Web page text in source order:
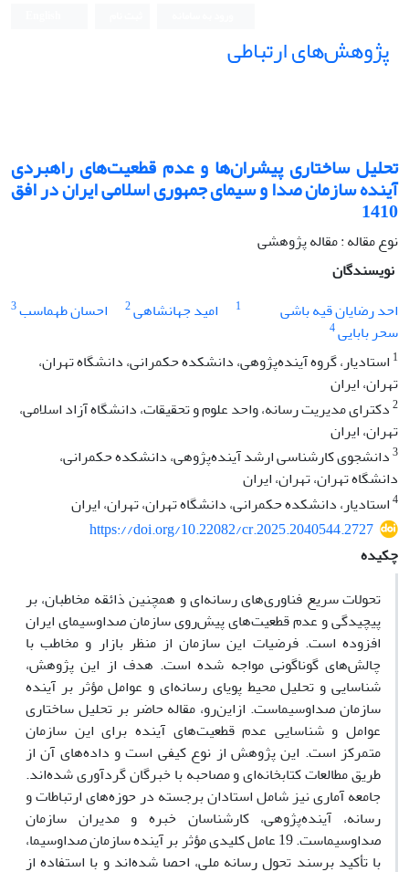
پژوهش‌های ارتباطی
تحلیل ساختاری پیشران‌ها و عدم قطعیت‌های راهبردی
آینده سازمان صدا و سیمای جمهوری اسلامی ایران در افق
1410
نوع مقاله : مقاله پژوهشی
نویسندگان
احد رضایان قیه باشی
1 امید جهانشاهی2 احسان طهماسب3
سحر بابایی4
1 استادیار، گروه آینده‌پژوهی، دانشکده حکمرانی، دانشگاه تهران،
تهران، ایران
2دکترای مدیریت رسانه، واحد علوم و تحقیقات، دانشگاه آزاد اسلامی،
تهران، ایران
3دانشجوی کارشناسی ارشد آینده‌پژوهی، دانشکده حکمرانی،
دانشگاه تهران، تهران، ایران
4استادیار، دانشکده حکمرانی، دانشگاه تهران، تهران، ایران
https://doi.org/10.22082/cr.2025.2040544.2727
چکیده
تحولات سریع فناوری‌های رسانه‌ای و همچنین ذائقه مخاطبان، بر
پیچیدگی‌ و عدم قطعیت‌های پیش‌روی سازمان صداوسیمای ایران
افزوده است. فرضیات این سازمان از منظر بازار و مخاطب با
چالش‌های گوناگونی مواجه شده است. هدف از این پژوهش،
شناسایی و تحلیل محیط پویای رسانه‌ای و عوامل مؤثر بر آینده
سازمان صداوسیماست. ازاین‌رو، مقاله حاضر بر تحلیل ساختاری
عوامل و شناسایی عدم قطعیت‌های آینده برای این سازمان
متمرکز است. این پژوهش از نوع کیفی است و داده‌های آن از
طریق مطالعات کتابخانه‌ای و مصاحبه با خبرگان گردآوری ‌شده‌ا‌ند.
جامعه آماری نیز شامل استادان برجسته در حوزه‌های ارتباطات و
رسانه، آینده‌پژوهی، کارشناسان خبره و مدیران سازمان
صداوسیماست. 19 عامل کلیدی مؤثر بر آینده سازمان صداوسیما،
با تأکید برسند تحول رسانه ملی، احصا شده‌ا‌ند و با استفاده از